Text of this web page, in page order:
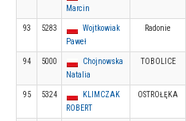
Marcin
93 5283
Wojtkowiak
Paweł
Radonie
94 5000
Chojnowska
Natalia
TOBOLICE
95 5324
KLIMCZAK
ROBERT
OSTROŁĘKA